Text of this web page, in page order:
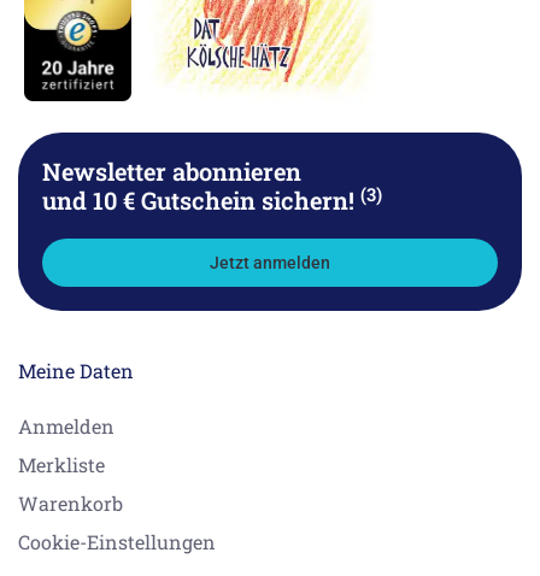
Newsletter abonnieren
und 10 € Gutschein sichern! (3)
Jetzt anmelden
Meine Daten
Anmelden
Merkliste
Warenkorb
Cookie-Einstellungen